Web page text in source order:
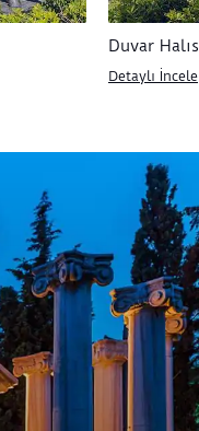
Duvar
Detaylı İncele